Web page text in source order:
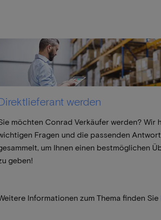
werden
möchten Conrad Verkäufer werden? Wir
Fragen und die passenden
um Ihnen einen bestmöglichen
geben!
Informationen zum Thema finden Sie